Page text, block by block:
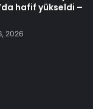
hafif yükseldi –
2026